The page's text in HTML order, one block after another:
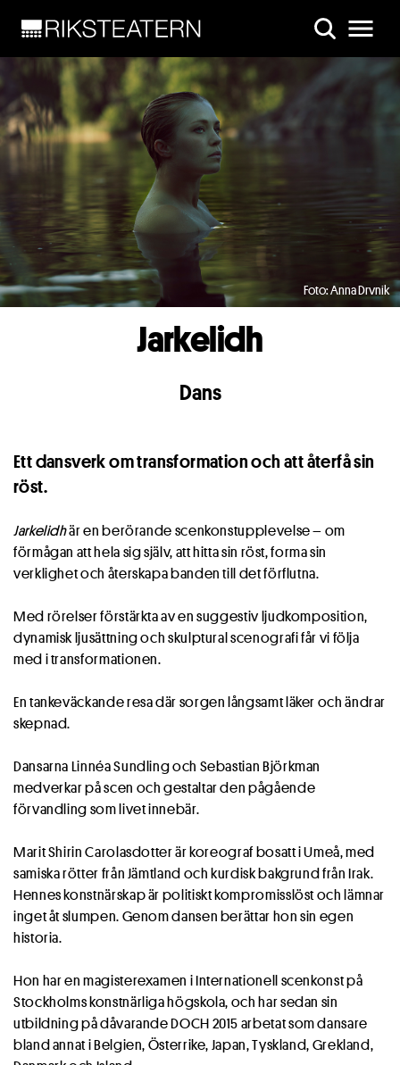
Foto: Anna Drvnik
Jarkelidh
Dans
Ett dansverk om transformation och att återfå sin
röst.
Jarkelidhär en berörande scenkonstupplevelse – om
förmågan att hela sig själv, att hitta sin röst, forma sin
verklighet och återskapa banden till det förflutna.
Med rörelser förstärkta av en suggestiv ljudkomposition,
dynamisk ljusättning och skulptural scenografi får vi följa
med i transformationen.
En tankeväckande resa där sorgen långsamt läker och ändrar
skepnad.
Dansarna Linnéa Sundling och Sebastian Björkman
medverkar på scen och gestaltar den pågående
förvandling som livet innebär.
Marit Shirin Carolasdotter är koreograf bosatt i Umeå, med
samiska rötter från Jämtland och kurdisk bakgrund från Irak.
Hennes konstnärskap är politiskt kompromisslöst och lämnar
inget åt slumpen. Genom dansen berättar hon sin egen
historia.
Hon har en magisterexamen i Internationell scenkonst på
Stockholms konstnärliga högskola, och har sedan sin
utbildning på dåvarande DOCH 2015 arbetat som dansare
bland annat i Belgien, Österrike, Japan, Tyskland, Grekland,